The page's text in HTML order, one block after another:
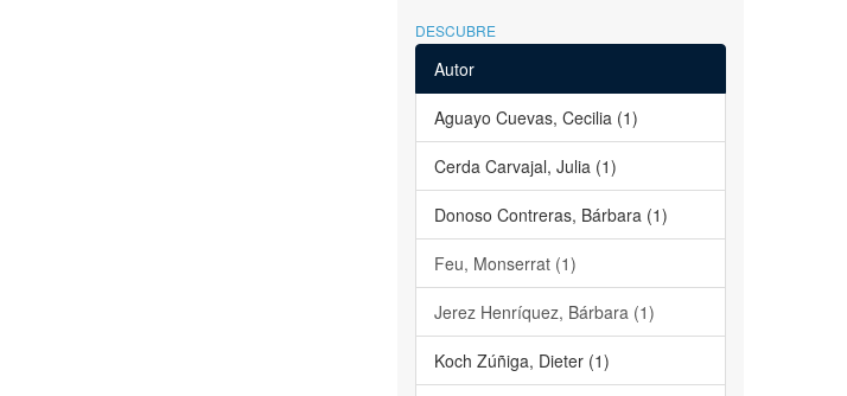
DESCUBRE
Autor
Aguayo Cuevas, Cecilia (1)
Cerda Carvajal, Julia (1)
Donoso Contreras, Bárbara (1)
Feu, Monserrat (1)
Jerez Henríquez, Bárbara (1)
Koch Zúñiga, Dieter (1)